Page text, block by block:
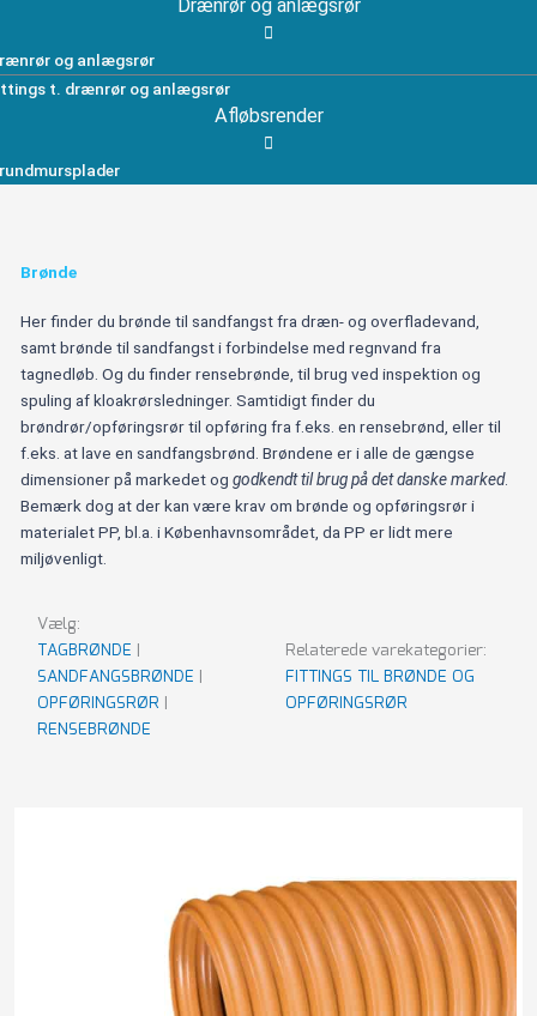
Drænrør og anlægsrør
og anlægsrør
t. drænrør og anlægsrør
Afløbsrender
Brønde
Her finder du brønde til sandfangst fra dræn- og overfladevand,
samt brønde til sandfangst i forbindelse med regnvand fra
tagnedløb. Og du finder rensebrønde, til brug ved inspektion og
spuling af kloakrørsledninger. Samtidigt finder du
brøndrør/opføringsrør til opføring fra f.eks. en rensebrønd, eller til
f.eks. at lave en sandfangsbrønd. Brøndene er i alle de gængse
dimensioner på markedet oggodkendt til brug på det danske marked.
Bemærk dog at der kan være krav om brønde og opføringsrør i
materialet PP, bl.a. i Københavnsområdet, da PP er lidt mere
miljøvenligt.
Vælg:
TAGBRØNDE |
SANDFANGSBRØNDE |
OPFØRINGSRØR |
RENSEBRØNDE
Relaterede varekategorier:
FITTINGS TIL BRØNDE OG
OPFØRINGSRØR
1250
mm
antal